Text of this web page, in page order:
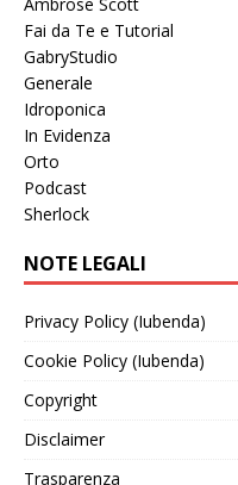
Fai da Te e Tutorial
GabryStudio
Generale
Idroponica
In Evidenza
Orto
Podcast
Sherlock
NOTE LEGALI
Privacy Policy (Iubenda)
Cookie Policy (Iubenda)
Copyright
Disclaimer
Trasparenza